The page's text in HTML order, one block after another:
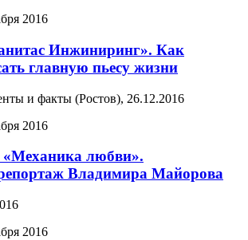
2016
Инжиниринг». Как
главную пьесу жизни
и факты (Ростов), 26.12.2016
2016
любви».
Владимира Майорова
2016